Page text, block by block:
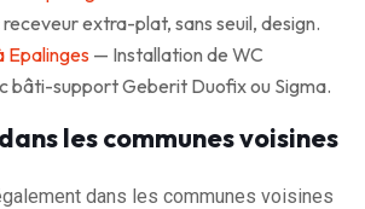
extra-plat, sans seuil, design.
Epalinges — Installation de WC
bâti-support Geberit Duofix ou Sigma.
les communes voisines
dans les communes voisines